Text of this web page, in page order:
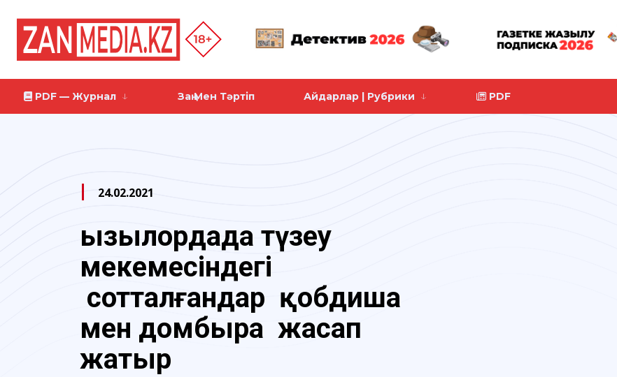
PDF — Журнал Заң Мен Тәртіп Айдарлар | Рубрики PDF
24.02.2021
Қызылордада түзеу
мекемесіндегі
сотталғандар қобдиша
мен домбыра жасап
жатыр